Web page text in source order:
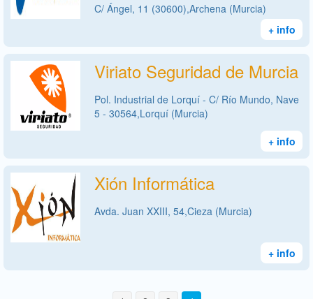
C/ Ángel, 11 (30600),Archena (Murcia)
+ info
Viriato Seguridad de Murcia
Pol. Industrial de Lorquí - C/ Río Mundo, Nave
5 - 30564,Lorquí (Murcia)
+ info
Xión Informática
Avda. Juan XXIII, 54,Cieza (Murcia)
+ info